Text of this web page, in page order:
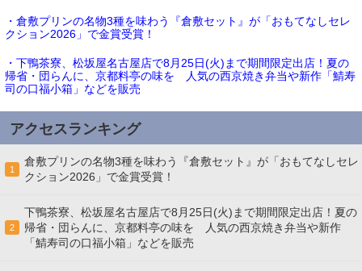
・倉敷プリンの名物3種を味わう『倉敷セット』が「おもてなしセレ
クション2026」で金賞受賞！
・下鴨茶寮、松坂屋名古屋店で8月25日(火)まで期間限定出店！夏の
帰省・団らんに、京都料亭の味を 人気の西京焼き弁当や新作「鯖寿
司の口福小箱」などを販売
アクセスランキング
1
倉敷プリンの名物3種を味わう『倉敷セット』が「おもてなしセレ
クション2026」で金賞受賞！
2
下鴨茶寮、松坂屋名古屋店で8月25日(火)まで期間限定出店！夏の
帰省・団らんに、京都料亭の味を 人気の西京焼き弁当や新作
「鯖寿司の口福小箱」などを販売